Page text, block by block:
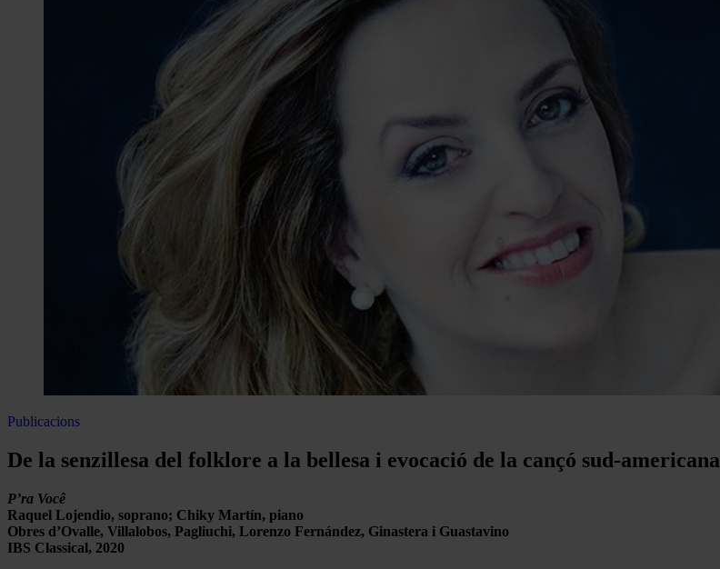
Publicacions
De la senzillesa del folklore a la bellesa i evocació de la cançó sud-americana
P’ra Você
Raquel Lojendio, soprano; Chiky Martín, piano
Obres d’Ovalle, Villalobos, Pagliuchi, Lorenzo Fernández, Ginastera i Guastavino
IBS Classical, 2020